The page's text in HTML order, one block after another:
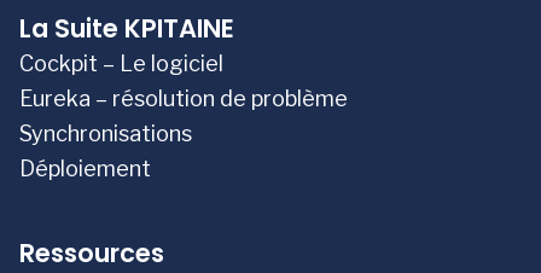
La Suite KPITAINE
Cockpit – Le logiciel
Eureka – résolution de problème
Synchronisations
Déploiement
Ressources